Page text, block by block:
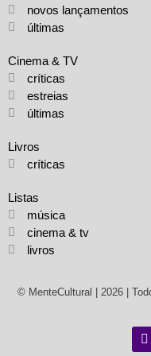
novos lançamentos
últimas
Cinema & TV
críticas
estreias
últimas
Livros
críticas
Listas
música
cinema & tv
livros
© MenteCultural | 2026 |